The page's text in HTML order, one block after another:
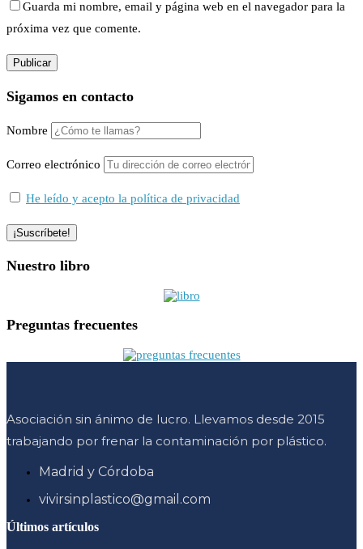
Guarda mi nombre, email y página web en el navegador para la
próxima vez que comente.
Sigamos en contacto
Nombre
Correo electrónico
He leído y acepto la política de privacidad
Nuestro libro
Preguntas frecuentes
Asociación sin ánimo de lucro. Llevamos desde 2015
trabajando por frenar la contaminación por plástico.
Madrid y Córdoba
vivirsinplastico@gmail.com
Últimos artículos